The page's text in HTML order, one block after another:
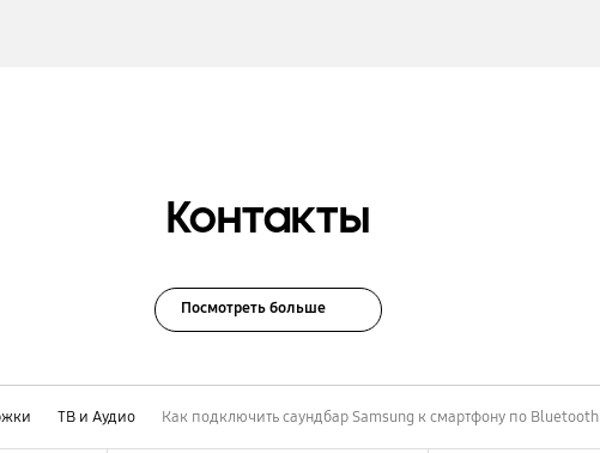
Контакты
Посмотреть больше
ТВ и Аудио Как подключить саундбар Samsung к смартфону по Bluetooth